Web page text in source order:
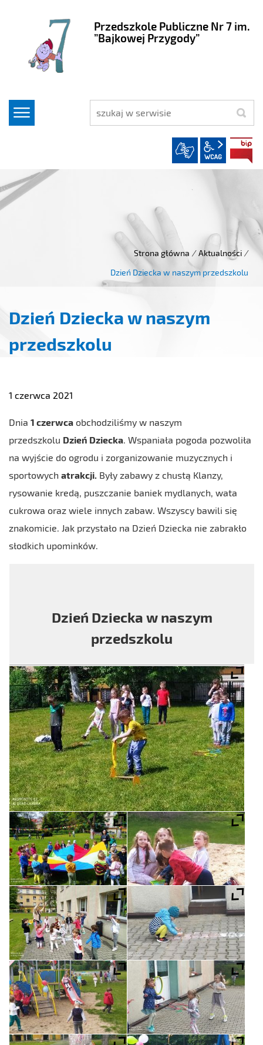
Przedszkole Publiczne Nr 7 im.
”Bajkowej Przygody”
szukaj
wcag2.1
Strona główna / Aktualności /
Dzień Dziecka w naszym przedszkolu
Dzień Dziecka w naszym
przedszkolu
1 czerwca 2021
Dnia 1 czerwca obchodziliśmy w naszym
przedszkolu Dzień Dziecka. Wspaniała pogoda pozwoliła
na wyjście do ogrodu i zorganizowanie muzycznych i
sportowych atrakcji. Były zabawy z chustą Klanzy,
rysowanie kredą, puszczanie baniek mydlanych, wata
cukrowa oraz wiele innych zabaw. Wszyscy bawili się
znakomicie. Jak przystało na Dzień Dziecka nie zabrakło
słodkich upominków.
Dzień Dziecka w naszym
przedszkolu